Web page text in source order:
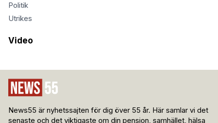
Politik
Utrikes
Video
News55 är nyhetssajten för dig över 55 år. Här samlar vi det
senaste och det viktigaste om din pension, samhället, hälsa